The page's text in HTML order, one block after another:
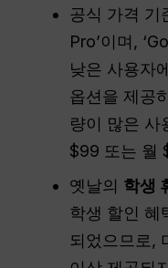
공식 가격 기
Pro’이며,
낮은 사용자
옵션을 제공
량이 많은 사
$99 또는 월
옛날의 학생
학생 할인 혜
되었으므로,